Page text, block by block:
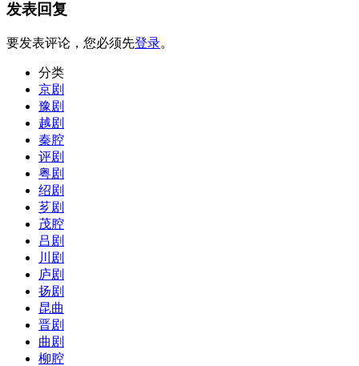
发表回复
要发表评论，您必须先登录。
分类
京剧
豫剧
越剧
秦腔
评剧
粤剧
绍剧
芗剧
茂腔
吕剧
川剧
庐剧
扬剧
昆曲
晋剧
曲剧
柳腔